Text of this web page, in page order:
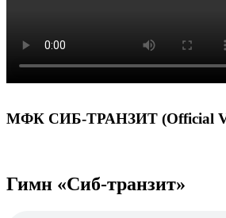
МФК СИБ-ТРАНЗИТ (Official
Гимн «Сиб-транзит»